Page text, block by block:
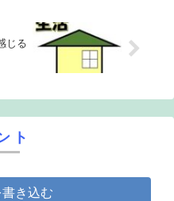
じる
ト
き込む